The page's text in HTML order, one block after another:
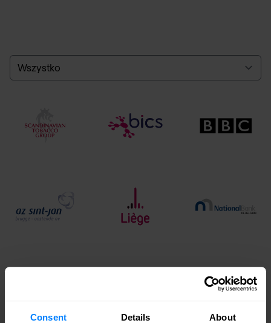
Consent Details About
Select a tab